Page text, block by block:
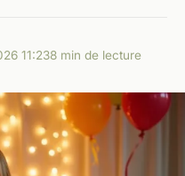
11:238 min de lecture